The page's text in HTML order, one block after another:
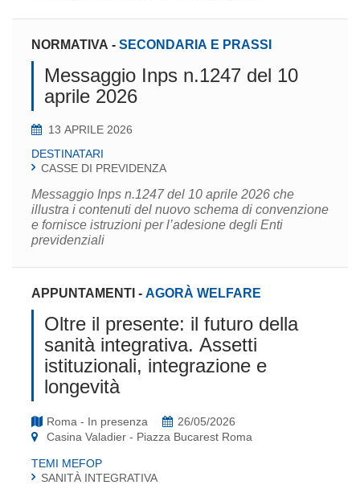
NORMATIVA - SECONDARIA E PRASSI
Messaggio Inps n.1247 del 10
aprile 2026
13 APRILE 2026
DESTINATARI
CASSE DI PREVIDENZA
Messaggio Inps n.1247 del 10 aprile 2026 che
illustra i contenuti del nuovo schema di convenzione
e fornisce istruzioni per l’adesione degli Enti
previdenziali
APPUNTAMENTI - AGORÀ WELFARE
Oltre il presente: il futuro della
sanità integrativa. Assetti
istituzionali, integrazione e
longevità
Roma - In presenza
26/05/2026
Casina Valadier - Piazza Bucarest Roma
TEMI MEFOP
SANITÀ INTEGRATIVA